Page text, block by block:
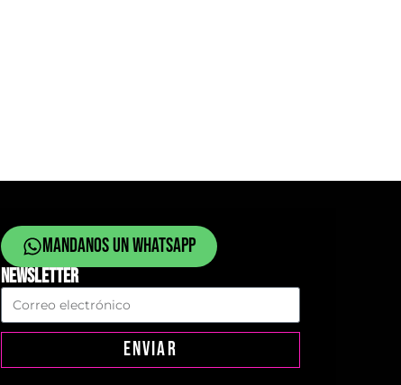
Mandanos un whatsapp
NEWSLETTER
ENVIAR